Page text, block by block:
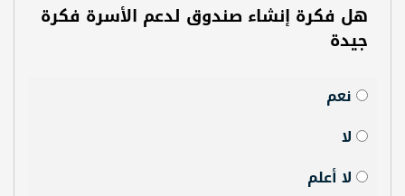
هل فكرة إنشاء صندوق لدعم الأسرة فكرة
جيدة
نعم
لا
لا أعلم